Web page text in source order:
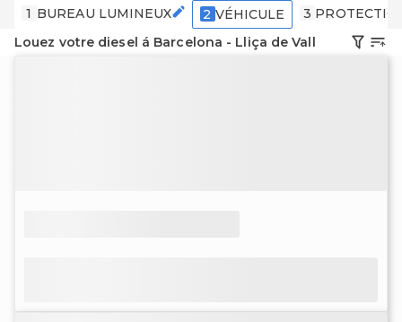
1 BUREAU LUMINEUX 2 VÉHICULE 3
Louez votre diesel á Barcelona - Lliça de Vall